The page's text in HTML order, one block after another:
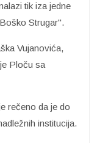
tik iza jedne
Strugar".
Vujanovića,
Ploču sa
rečeno da je do
institucija.